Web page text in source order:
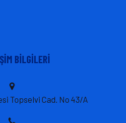
BILGILERI
Topselvi Cad. No 43/A